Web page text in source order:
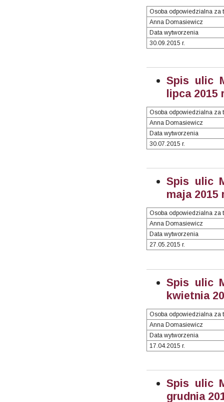
Osoba odpowiedzialna za
Anna Domasiewicz
Data wytworzenia
30.09.2015 r.
Spis ulic
lipca 2015
Osoba odpowiedzialna za
Anna Domasiewicz
Data wytworzenia
30.07.2015 r.
Spis ulic
maja 2015
Osoba odpowiedzialna za
Anna Domasiewicz
Data wytworzenia
27.05.2015 r.
Spis ulic
kwietnia
Osoba odpowiedzialna za
Anna Domasiewicz
Data wytworzenia
17.04.2015 r.
Spis ulic
grudnia